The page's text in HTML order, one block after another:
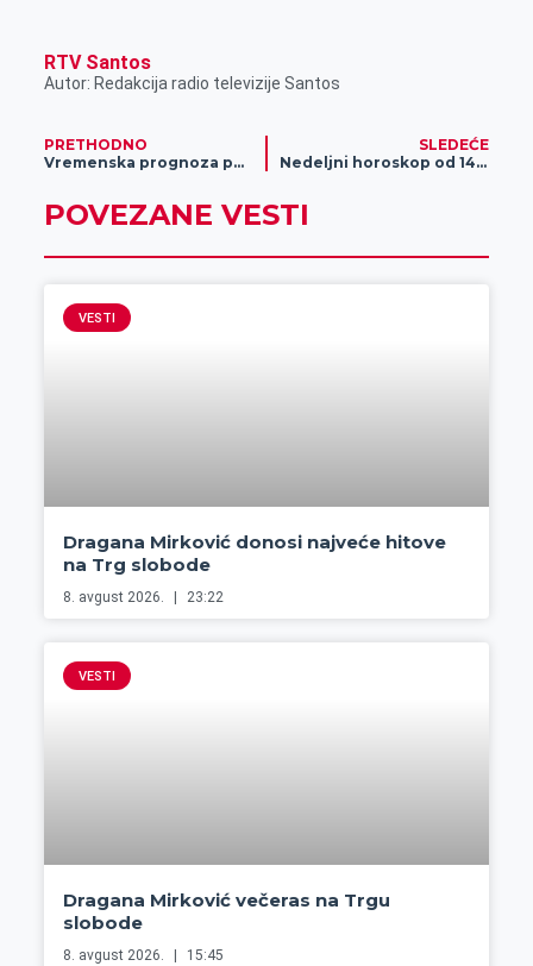
RTV Santos
Autor: Redakcija radio televizije Santos
PRETHODNO
Vremenska prognoza po satima za doček pravoslavne Nove godine
SLEDEĆE
Nedeljni horoskop od 14.01. do 21.01.2019.godine
POVEZANE VESTI
VESTI
Dragana Mirković donosi najveće hitove
na Trg slobode
8. avgust 2026. 23:22
VESTI
Dragana Mirković večeras na Trgu
slobode
8. avgust 2026. 15:45